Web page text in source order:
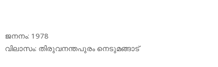
ജനനം: 1978
വിലാസം: തിരുവനന്തപുരം നെടുമങ്ങാട്